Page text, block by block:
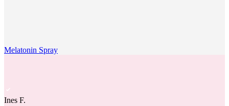
Melatonin Spray
Ines F.